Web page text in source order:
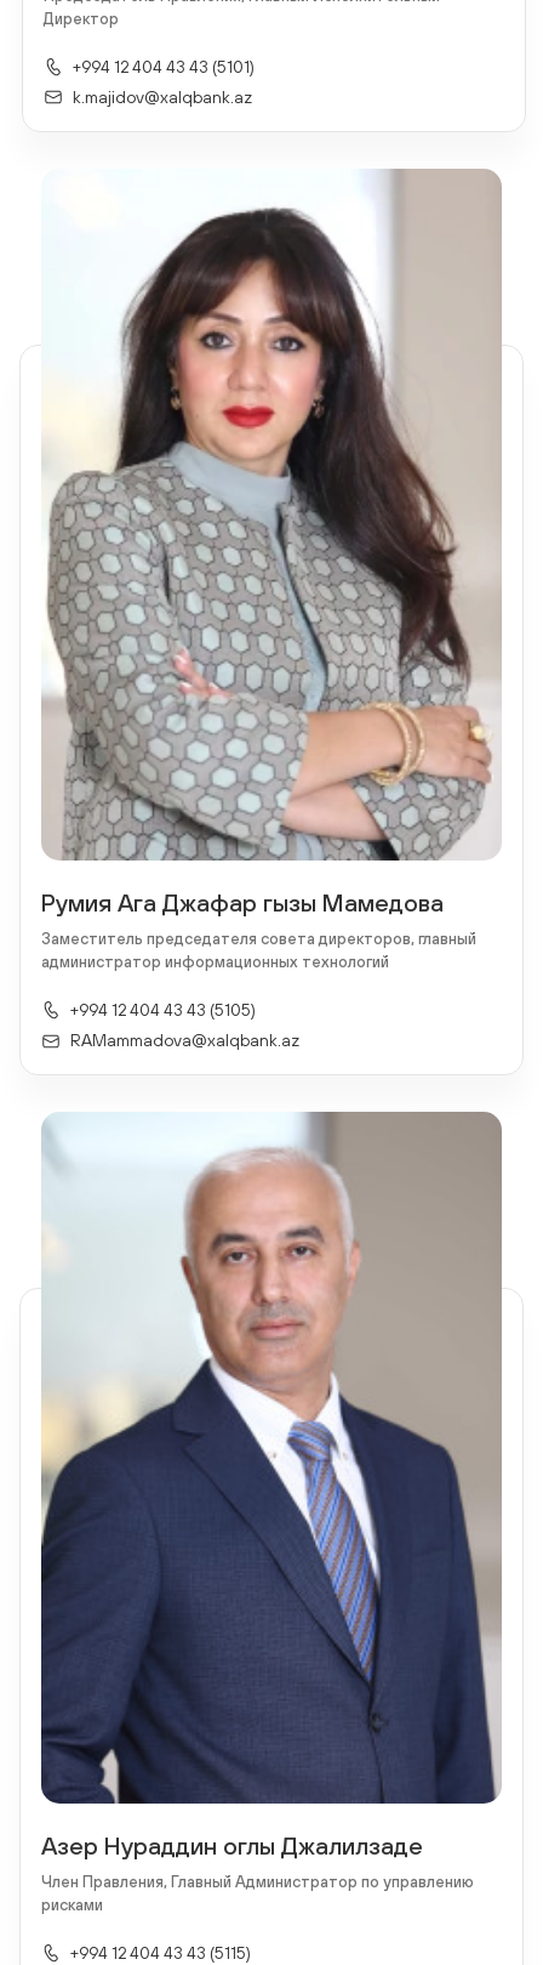
Директор
+994 12 404 43 43 (5101)
k.majidov@xalqbank.az
Румия Ага Джафар гызы Мамедова
Заместитель председателя совета директоров, главный
администратор информационных технологий
+994 12 404 43 43 (5105)
RAMammadova@xalqbank.az
Азер Нураддин оглы Джалилзаде
Член Правления, Главный Администратор по управлению
рисками
+994 12 404 43 43 (5115)